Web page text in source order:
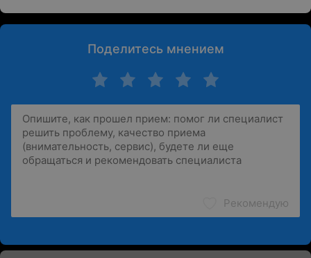
Поделитесь мнением
Рекомендую